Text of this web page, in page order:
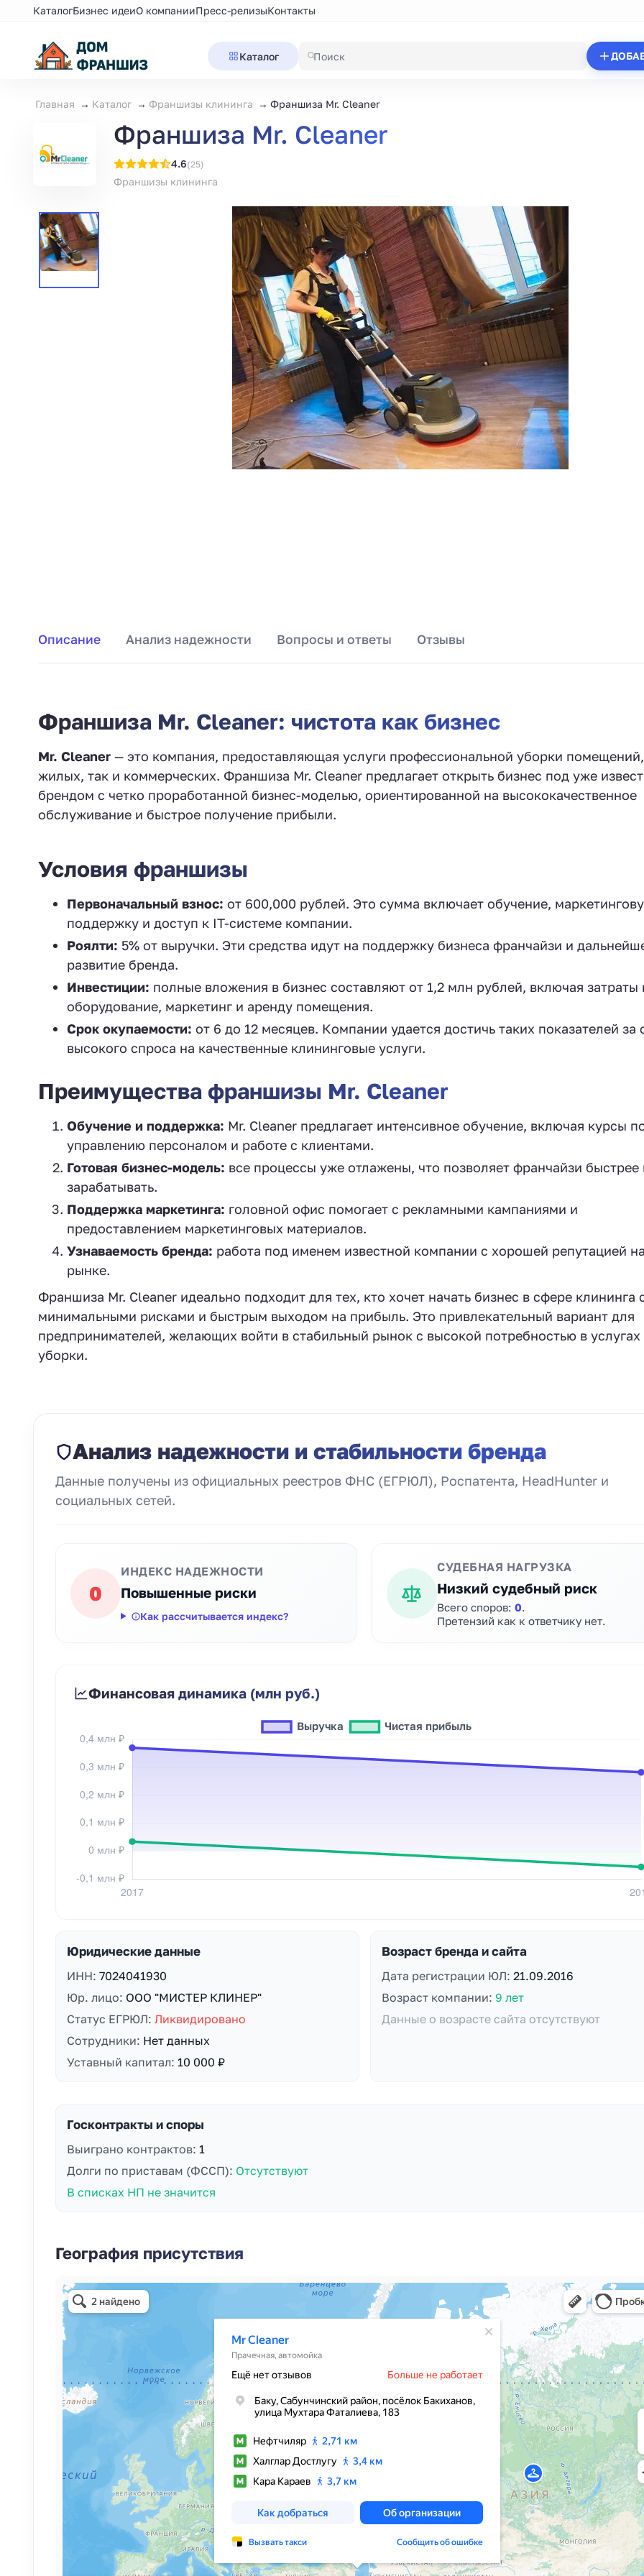
КаталогБизнес идеиО компанииПресс-релизыКонтакты
Каталог
Главная Каталог Франшизы клининга Франшиза Mr. Cleaner
Франшиза Mr. Cleaner
4.6(25)
Франшизы клининга
Описание Анализ надежности Вопросы и ответы Отзывы
Франшиза Mr. Cleaner: чистота как бизнес
Mr. Cleaner — это компания, предоставляющая услуги профессиональной уборки
жилых, так и коммерческих. Франшиза Mr. Cleaner предлагает открыть бизнес под уже
брендом с четко проработанной бизнес-моделью, ориентированной на высококачественное
обслуживание и быстрое получение прибыли.
Условия франшизы
Первоначальный взнос: от 600,000 рублей. Это сумма включает обучение,
поддержку и доступ к IT-системе компании.
Роялти: 5% от выручки. Эти средства идут на поддержку бизнеса франчайзи и
развитие бренда.
Инвестиции: полные вложения в бизнес составляют от 1,2 млн рублей, включая затраты
оборудование, маркетинг и аренду помещения.
Срок окупаемости: от 6 до 12 месяцев. Компании удается достичь таких показателей за
высокого спроса на качественные клининговые услуги.
Преимущества франшизы Mr. Cleaner
Обучение и поддержка: Mr. Cleaner предлагает интенсивное обучение, включая курсы
управлению персоналом и работе с клиентами.
Готовая бизнес-модель: все процессы уже отлажены, что позволяет франчайзи быстрее
зарабатывать.
Поддержка маркетинга: головной офис помогает с рекламными кампаниями и
предоставлением маркетинговых материалов.
Узнаваемость бренда: работа под именем известной компании с хорошей репутацией
рынке.
Франшиза Mr. Cleaner идеально подходит для тех, кто хочет начать бизнес в сфере клининга
минимальными рисками и быстрым выходом на прибыль. Это привлекательный вариант для
предпринимателей, желающих войти в стабильный рынок с высокой потребностью в услугах
уборки.
Анализ надежности и стабильности бренда
Данные получены из официальных реестров ФНС (ЕГРЮЛ), Роспатента, HeadHunter и
социальных сетей.
0
ИНДЕКС НАДЕЖНОСТИ
Повышенные риски
Как рассчитывается индекс?
СУДЕБНАЯ НАГРУЗКА
Низкий судебный риск
Всего споров: 0.
Претензий как к ответчику нет.
Финансовая динамика (млн руб.)
Юридические данные
ИНН: 7024041930
Юр. лицо: ООО "МИСТЕР КЛИНЕР"
Статус ЕГРЮЛ: Ликвидировано
Сотрудники: Нет данных
Уставный капитал: 10 000 ₽
Возраст бренда и сайта
Дата регистрации ЮЛ: 21.09.2016
Возраст компании: 9 лет
Данные о возрасте сайта отсутствуют
Госконтракты и споры
Выиграно контрактов: 1
Долги по приставам (ФССП): Отсутствуют
В списках НП не значится
География присутствия